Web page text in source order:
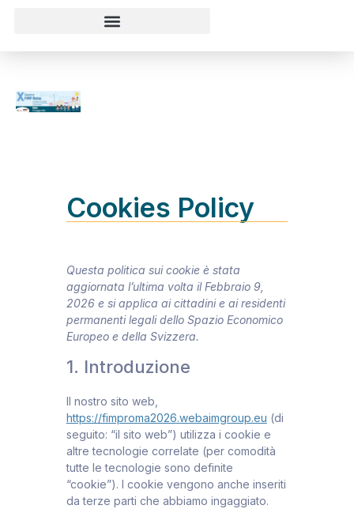
Cookies Policy
Questa politica sui cookie è stata
aggiornata l’ultima volta il Febbraio 9,
2026 e si applica ai cittadini e ai residenti
permanenti legali dello Spazio Economico
Europeo e della Svizzera.
1. Introduzione
Il nostro sito web,
https://fimproma2026.webaimgroup.eu (di
seguito: “il sito web”) utilizza i cookie e
altre tecnologie correlate (per comodità
tutte le tecnologie sono definite
“cookie”). I cookie vengono anche inseriti
da terze parti che abbiamo ingaggiato.